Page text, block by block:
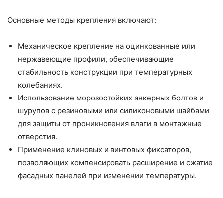
Основные методы крепления включают:
Механическое крепление на оцинкованные или
нержавеющие профили, обеспечивающие
стабильность конструкции при температурных
колебаниях.
Использование морозостойких анкерных болтов и
шурупов с резиновыми или силиконовыми шайбами
для защиты от проникновения влаги в монтажные
отверстия.
Применение клиновых и винтовых фиксаторов,
позволяющих компенсировать расширение и сжатие
фасадных панелей при изменении температуры.